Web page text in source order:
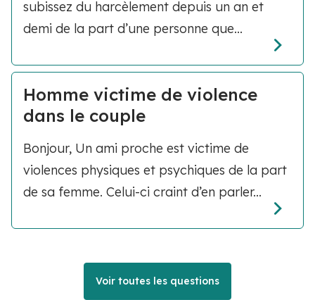
subissez du harcèlement depuis un an et
demi de la part d’une personne que...
Homme victime de violence
dans le couple
Bonjour, Un ami proche est victime de
violences physiques et psychiques de la part
de sa femme. Celui-ci craint d’en parler...
Voir toutes les questions